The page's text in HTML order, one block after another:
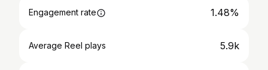
Engagement rate 1.48%
Average Reel plays 5.9k